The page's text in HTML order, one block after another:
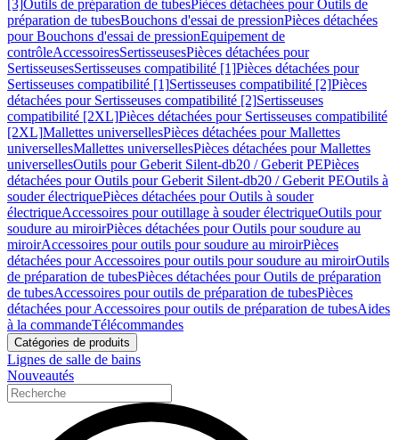
[3]Outils de préparation de tubesPièces détachées pour Outils de
préparation de tubesBouchons d'essai de pressionPièces détachées
pour Bouchons d'essai de pressionEquipement de
contrôleAccessoiresSertisseusesPièces détachées pour
SertisseusesSertisseuses compatibilité [1]Pièces détachées pour
Sertisseuses compatibilité [1]Sertisseuses compatibilité [2]Pièces
détachées pour Sertisseuses compatibilité [2]Sertisseuses
compatibilité [2XL]Pièces détachées pour Sertisseuses compatibilité
[2XL]Mallettes universellesPièces détachées pour Mallettes
universellesMallettes universellesPièces détachées pour Mallettes
universellesOutils pour Geberit Silent-db20 / Geberit PEPièces
détachées pour Outils pour Geberit Silent-db20 / Geberit PEOutils à
souder électriquePièces détachées pour Outils à souder
électriqueAccessoires pour outillage à souder électriqueOutils pour
soudure au miroirPièces détachées pour Outils pour soudure au
miroirAccessoires pour outils pour soudure au miroirPièces
détachées pour Accessoires pour outils pour soudure au miroirOutils
de préparation de tubesPièces détachées pour Outils de préparation
de tubesAccessoires pour outils de préparation de tubesPièces
détachées pour Accessoires pour outils de préparation de tubesAides
à la commandeTélécommandes
Catégories de produits
Lignes de salle de bains
Nouveautés